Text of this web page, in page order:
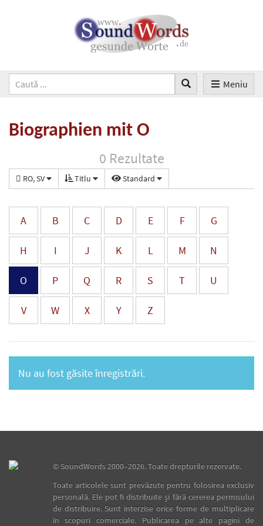
Meniu
Biographien mit O
0 Rezultate
RO, SV Titlu Standard
A B C D E F G
H I J K L M N
O P Q R S T U
V W X Y Z
Nu au fost găsite înregistrări.
©SoundWords2000–2026. Toate drepturile rezervate.
Toate articolele sunt prevăzute pentru folosirea exclusiv
personală. Ele pot fi distribuite şi fără cererea permisului
de distribuire. Sunt interzise orice forme de multiplicare
în scopuri comerciale. Publicarea pe alte pagini de